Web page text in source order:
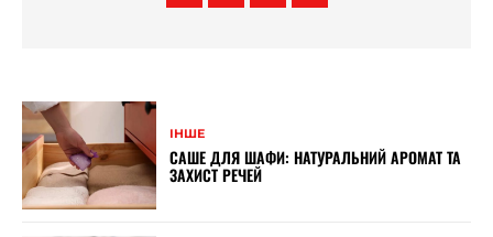
ІНШЕ
САШЕ ДЛЯ ШАФИ: НАТУРАЛЬНИЙ АРОМАТ ТА
ЗАХИСТ РЕЧЕЙ